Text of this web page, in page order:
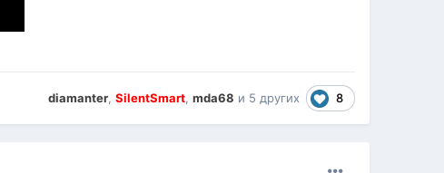
diamanter, SilentSmart, mda68 и 5 других 8